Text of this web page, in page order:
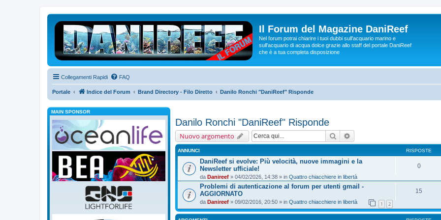
Il Forum del Magazine DaniReef
Nel forum potrai chiarire i tuoi dubbi sull'acquario marino e
sull'acquario di acqua dolce grazie allo staff del portale DaniReef
che è a tua completa disposizione
Collegamenti Rapidi FAQ
Portale Indice del Forum Brand Directory - Filo Diretto Danilo Ronchi "DaniReef" Risponde
Danilo Ronchi "DaniReef" Risponde
Nuovo argomento Cerca
ANNUNCI RISPOSTE
DaniReef si evolve: Più velocità, nuove immagini e la
Newsletter ufficiale!
da Danireef » 04/02/2026, 14:38 » in Quattro chiacchiere in libertà
0
Problemi di autenticazione al forum per utenti gmail -
AGGIORNATO
da Danireef » 09/02/2016, 20:50 » in Quattro chiacchiere in libertà 1 2
15
MAIN SPONSOR